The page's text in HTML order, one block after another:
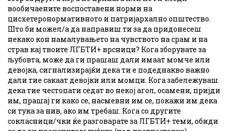
вообичаените воспоставени норми на
цисхетеронормативното и патријархално општество.
Што би можел/а да направиш ти за да придонесеш
некако кон намалувањето на чувството на срам и на
страв кај твоите ЛГБТИ+ врсници? Кога зборувате за
љубовта, може да ги прашаш дали имаат момче или
девојка, сигнализирајќи дека ти е подеднакво важно
дали тие сакаат девојки или момци. Кога забележуваш
дека тие честопати седат во некој агол, осамени, пријди
им, прашај ги како се, насмевни им се, покажи им дека
си тука за нив, ако им требаш. Кога со другите
сокласници/чки ќе разговарате за ЛГБТИ+ теми, обиди